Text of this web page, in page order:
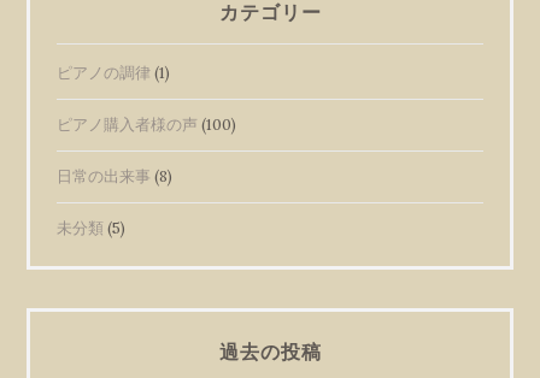
カテゴリー
ピアノの調律(1)
ピアノ購入者様の声 (100)
日常の出来事 (8)
未分類 (5)
過去の投稿